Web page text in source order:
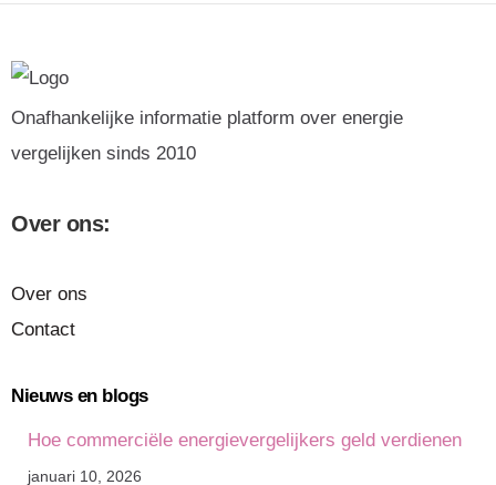
Onafhankelijke informatie platform over energie
vergelijken sinds 2010
Over ons:
Over ons
Contact
Nieuws en blogs
Hoe commerciële energievergelijkers geld verdienen
januari 10, 2026